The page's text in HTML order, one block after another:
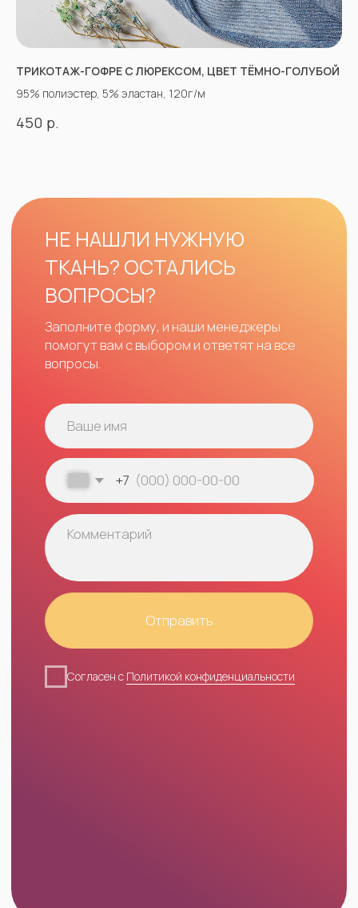
ТРИКОТАЖ-ГОФРЕ С ЛЮРЕКСОМ, ЦВЕТ ТЁМНО-ГОЛУБОЙ
95% полиэстер, 5% эластан, 120г/м
450 р.